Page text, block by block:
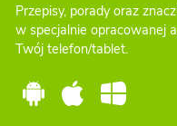
Przepisy, porady oraz
w specjalnie opracowanej
Twój telefon/tablet.